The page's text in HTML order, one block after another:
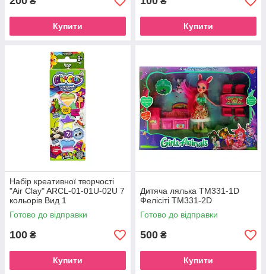
Купити Купити
Набір креативної творчості
"Air Clay" ARCL-01-01U-02U 7
кольорів Вид 1
Готово до відправки
100 ₴
Купити
Дитяча лялька TM331-1D
Фелісіті ТМ331-2D
Готово до відправки
500 ₴
Купити